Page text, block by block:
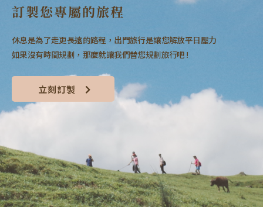
訂製您專屬的旅程
休息是為了走更長遠的路程，出門旅行是讓您解放平日壓力
如果沒有時間規劃，那麼就讓我們替您規劃旅行吧 !
立刻訂製